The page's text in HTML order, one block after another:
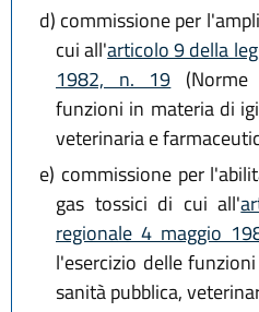
d) commissione per
cui all'articolo 9 della
1982, n. 19
funzioni in materia di
veterinaria e
e) commissione per
gas tossici di cui all'
regionale 4 maggio
l'esercizio delle
sanità pubblica,